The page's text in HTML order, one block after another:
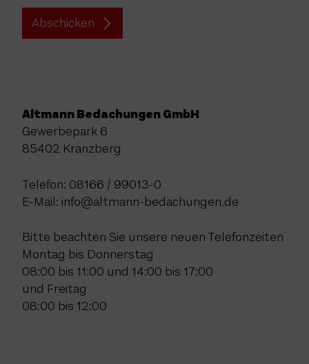
Abschicken
Altmann Bedachungen GmbH
Gewerbepark 6
85402 Kranzberg
Telefon: 08166 / 99013-0
E-Mail: info@altmann-bedachungen.de
Bitte beachten Sie unsere neuen Telefonzeiten
Montag bis Donnerstag
08:00 bis 11:00 und 14:00 bis 17:00
und Freitag
08:00 bis 12:00